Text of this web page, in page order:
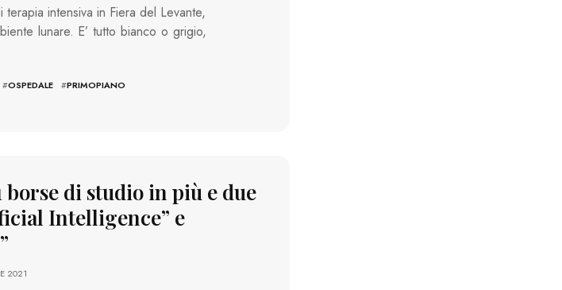
intensiva in Fiera del Levante,
lunare. E’ tutto bianco o grigio,
#OSPEDALE #PRIMOPIANO
borse di studio in più e due
Intelligence” e
2021